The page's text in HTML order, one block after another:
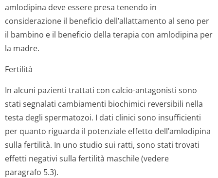
amlodipina deve essere presa tenendo in
considerazione il beneficio dell’allattamento al seno per
il bambino e il beneficio della terapia con amlodipina per
la madre.
Fertilità
In alcuni pazienti trattati con calcio-antagonisti sono
stati segnalati cambiamenti biochimici reversibili nella
testa degli spermatozoi. I dati clinici sono insufficienti
per quanto riguarda il potenziale effetto dell’amlodipina
sulla fertilità. In uno studio sui ratti, sono stati trovati
effetti negativi sulla fertilità maschile (vedere
paragrafo 5.3).